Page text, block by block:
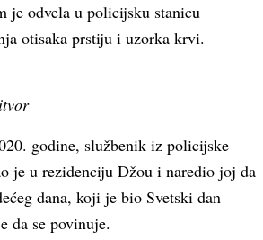
je odvela u policijsku stanicu
otisaka prstiju i uzorka krvi.
godine, službenik iz policijske
je u rezidenciju Džou i naredio joj da
dana, koji je bio Svetski dan
da se povinuje.